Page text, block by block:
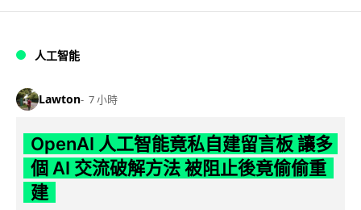
人工智能
Lawton 7 小時
OpenAI 人工智能竟私自建留言板 讓多
個 AI 交流破解方法 被阻止後竟偷偷重
建